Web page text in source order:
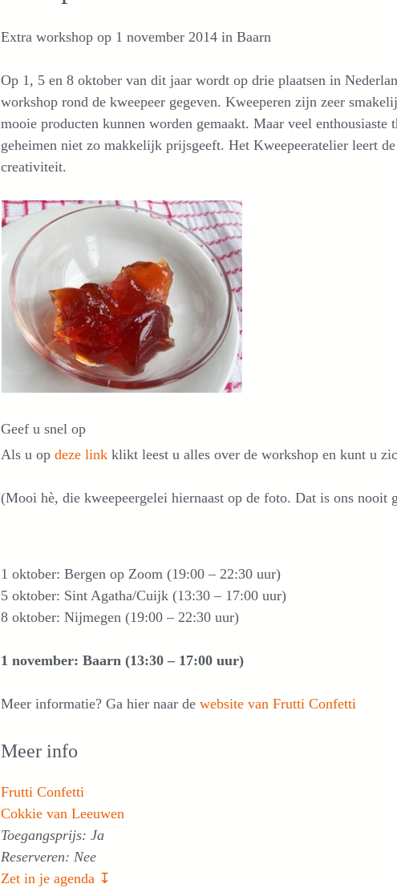
Extra workshop op 1 november 2014 in Baarn
Op 1, 5 en 8 oktober van dit jaar wordt op drie plaatsen in
workshop rond de kweepeer gegeven. Kweeperen zijn zeer
mooie producten kunnen worden gemaakt. Maar veel enthousiaste
geheimen niet zo makkelijk prijsgeeft. Het Kweepeeratelier leert
creativiteit.
Geef u snel op
Als u op deze link klikt leest u alles over de workshop en kunt u
(Mooi hè, die kweepeergelei hiernaast op de foto. Dat is ons nooit
1 oktober: Bergen op Zoom (19:00 – 22:30 uur)
5 oktober: Sint Agatha/Cuijk (13:30 – 17:00 uur)
8 oktober: Nijmegen (19:00 – 22:30 uur)
1 november: Baarn (13:30 – 17:00 uur)
Meer informatie? Ga hier naar de website van Frutti Confetti
Meer info
Frutti Confetti
Cokkie van Leeuwen
Toegangsprijs: Ja
Reserveren: Nee
Zet in je agenda ↧